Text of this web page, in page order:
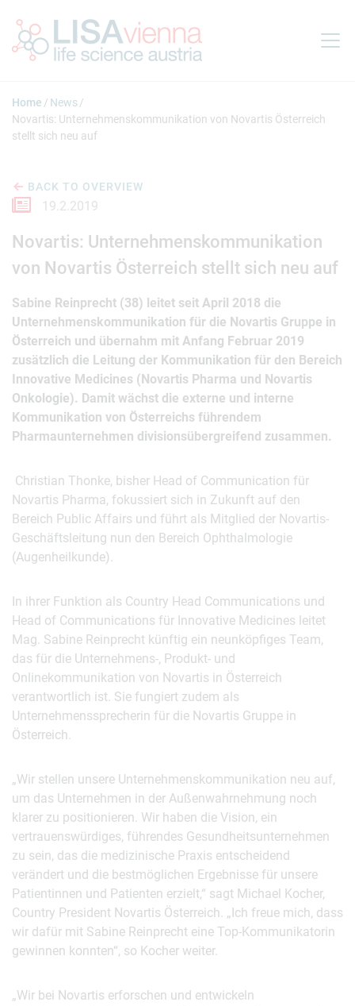
Home
News
Novartis: Unternehmenskommunikation von Novartis Österreich
stellt sich neu auf
BACK TO OVERVIEW
19.2.2019
Novartis: Unternehmenskommunikation
von Novartis Österreich stellt sich neu auf
Sabine Reinprecht (38) leitet seit April 2018 die
Unternehmenskommunikation für die Novartis Gruppe in
Österreich und übernahm mit Anfang Februar 2019
zusätzlich die Leitung der Kommunikation für den Bereich
Innovative Medicines (Novartis Pharma und Novartis
Onkologie). Damit wächst die externe und interne
Kommunikation von Österreichs führendem
Pharmaunternehmen divisionsübergreifend zusammen.
Christian Thonke, bisher Head of Communication für
Novartis Pharma, fokussiert sich in Zukunft auf den
Bereich Public Affairs und führt als Mitglied der Novartis-
Geschäftsleitung nun den Bereich Ophthalmologie
(Augenheilkunde).
In ihrer Funktion als Country Head Communications und
Head of Communications für Innovative Medicines leitet
Mag. Sabine Reinprecht künftig ein neunköpfiges Team,
das für die Unternehmens-, Produkt- und
Onlinekommunikation von Novartis in Österreich
verantwortlich ist. Sie fungiert zudem als
Unternehmenssprecherin für die Novartis Gruppe in
Österreich.
„Wir stellen unsere Unternehmenskommunikation neu auf,
um das Unternehmen in der Außenwahrnehmung noch
klarer zu positionieren. Wir haben die Vision, ein
vertrauenswürdiges, führendes Gesundheitsunternehmen
zu sein, das die medizinische Praxis entscheidend
verändert und die bestmöglichen Ergebnisse für unsere
Patientinnen und Patienten erzielt,“ sagt Michael Kocher,
Country President Novartis Österreich. „Ich freue mich, dass
wir dafür mit Sabine Reinprecht eine Top-Kommunikatorin
gewinnen konnten“, so Kocher weiter.
„Wir bei Novartis erforschen und entwickeln